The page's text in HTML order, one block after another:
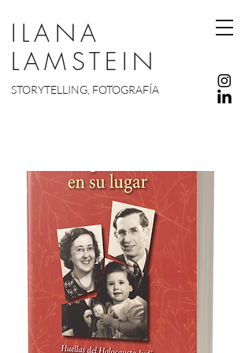
ILANA
LAMSTEIN
STORYTELLING, FOTOGRAFÍA